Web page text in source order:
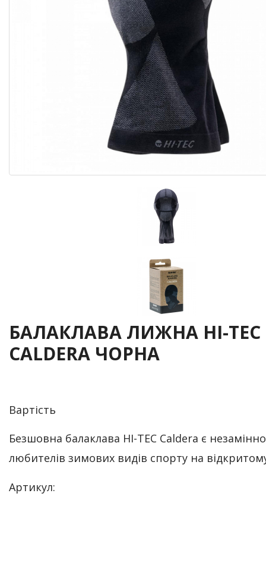
БАЛАКЛАВА ЛИЖНА HI-TEC
CALDERA ЧОРНА
Вартість
Безшовна балаклава HI-TEC Caldera є
любителів зимових видів спорту на
Артикул: